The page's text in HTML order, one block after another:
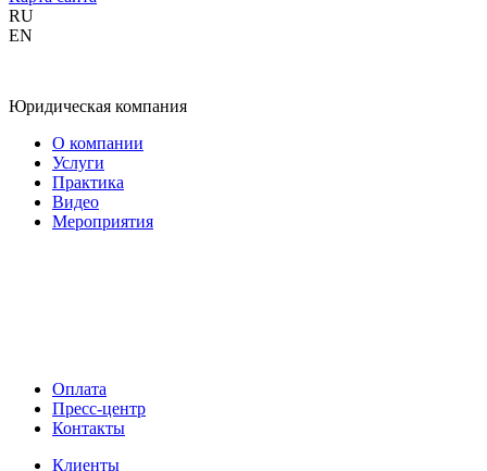
RU
EN
Юридическая компания
О компании
Услуги
Практика
Видео
Мероприятия
Оплата
Пресс-центр
Контакты
Клиенты